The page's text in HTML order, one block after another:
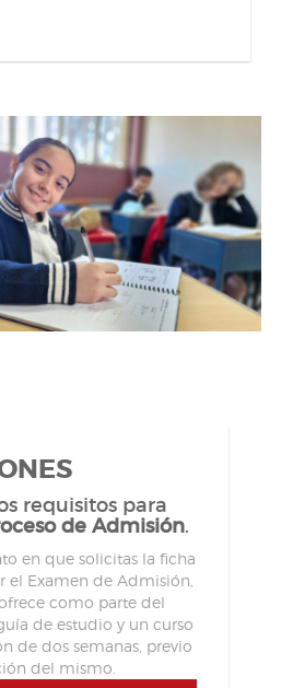
requisitos para
de Admisión.
en que solicitas la ficha
el Examen de Admisión,
como parte del
de estudio y un curso
de dos semanas, previo
del mismo.